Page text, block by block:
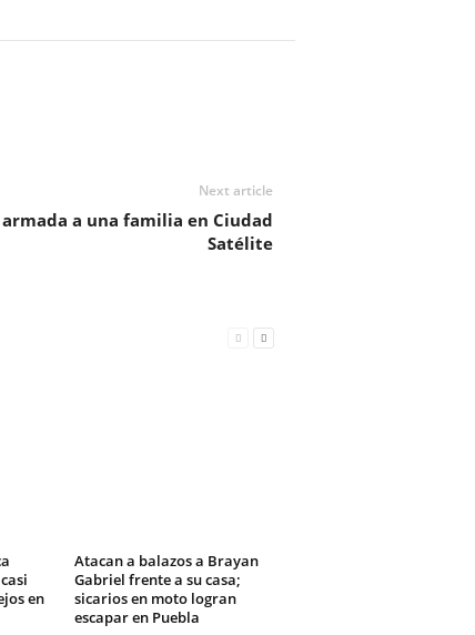
Next article
a una familia en Ciudad
Satélite
en
Atacan a balazos a Brayan
Gabriel frente a su casa;
sicarios en moto logran
escapar en Puebla